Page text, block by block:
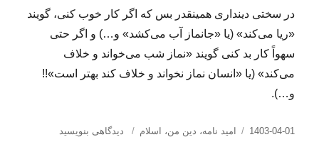
روز
عمرم؛
زیارت
حسین
در سختی دینداری همینقدر بس که اگر کار خوب کنی، گویند
«ریا می‌کند» (یا «جانماز آب می‌کشد» و…) و اگر حتی
سهواً کار بد کنی گویند «نماز شب می‌خواند و خلاف
می‌کند» (یا «انسان نماز نخواند و خلاف کند بهتر است»!!
و…).
ارسال
1403-04-01 دسته‌ها
امید نامه، دین من، اسلام
برای
دیدگاهی بنویسید